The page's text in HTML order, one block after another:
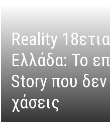
Reality
Ελλάδα: Το
Story που
χάσεις